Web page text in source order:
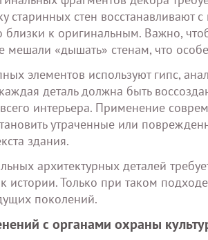
старинных стен восстанавливают
близки к оригинальным. Важно,
мешали «дышать» стенам, что
элементов используют гипс,
деталь должна быть
интерьера. Применение
утраченные или
здания.
архитектурных деталей
истории. Только при таком
поколений.
с органами охраны